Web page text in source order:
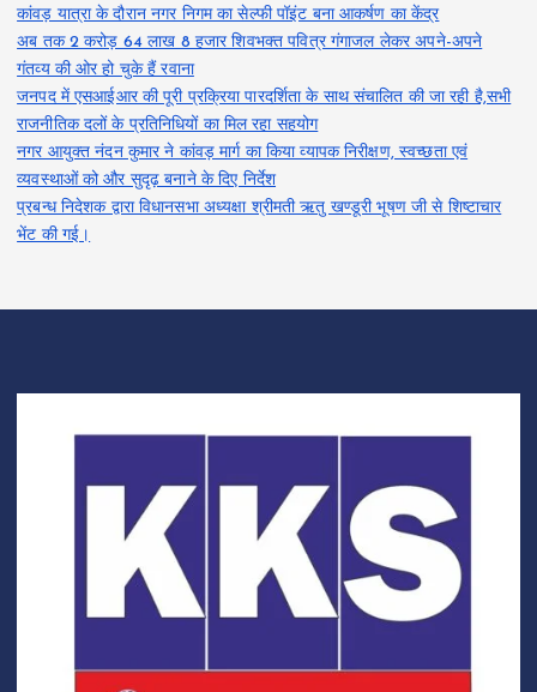
कांवड़ यात्रा के दौरान नगर निगम का सेल्फी पॉइंट बना आकर्षण का केंद्र
अब तक 2 करोड़ 64 लाख 8 हजार शिवभक्त पवित्र गंगाजल लेकर अपने-अपने
गंतव्य की ओर हो चुके हैं रवाना
जनपद में एसआईआर की पूरी प्रक्रिया पारदर्शिता के साथ संचालित की जा रही है,सभी
राजनीतिक दलों के प्रतिनिधियों का मिल रहा सहयोग
नगर आयुक्त नंदन कुमार ने कांवड़ मार्ग का किया व्यापक निरीक्षण, स्वच्छता एवं
व्यवस्थाओं को और सुदृढ़ बनाने के दिए निर्देश
प्रबन्ध निदेशक द्वारा विधानसभा अध्यक्षा श्रीमती ऋतु खण्डूरी भूषण जी से शिष्टाचार
भेंट की गई।